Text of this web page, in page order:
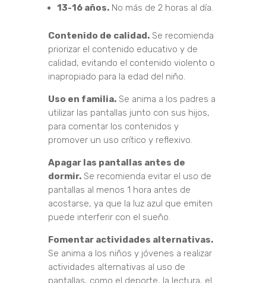
13-16 años.No más de 2 horas al día.
Contenido de calidad.Se recomienda
priorizar el contenido educativo y de
calidad, evitando el contenido violento o
inapropiado para la edad del niño.
Uso en familia.Se anima a los padres a
utilizar las pantallas junto con sus hijos,
para comentar los contenidos y
promover un uso crítico y reflexivo.
Apagar las pantallas antes de
dormir.Se recomienda evitar el uso de
pantallas al menos 1 hora antes de
acostarse, ya que la luz azul que emiten
puede interferir con el sueño.
Fomentar actividades alternativas.
Se anima a los niños y jóvenes a realizar
actividades alternativas al uso de
pantallas, como el deporte, la lectura, el